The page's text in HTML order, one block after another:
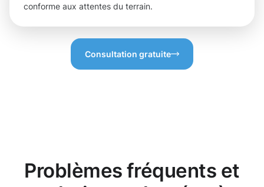
conforme aux attentes du terrain.
Consultation gratuite
Problèmes fréquents et